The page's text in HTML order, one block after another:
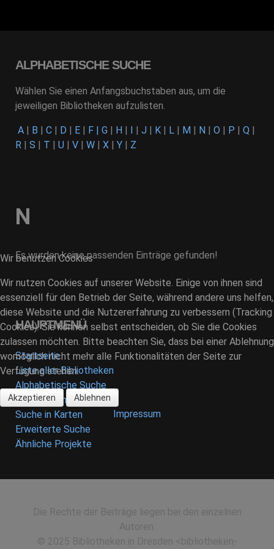
ALPHABETISCHE SUCHE
Wählen Sie einen Anfangsbuchstaben aus, um die
jeweiligen Bibliotheken aufzulisten.
A | B | C | D | E | F | G | H | I | J | K | L | M | N | O | P | Q |
R | S | T | U | V | W | X | Y | Z
N
Es wurden keine passenden Einträge gefunden!
HAUPTMENÜ
Startseite
Liste aller Bibliotheken
Alphabetische Suche
Thematische Suche
Suche in Karten
Erweiterte Suche
Ähnliche Projekte
Die Rechte der Beiträge liegen bei den einzelnen
Autoren.
© 2025 Bibliotheken in Dresden <bibliotheken-
Wir benutzen Cookies
Wir nutzen Cookies auf unserer Website. Einige von ihnen sind
essenziell für den Betrieb der Seite, während andere uns helfen,
diese Website und die Nutzererfahrung zu verbessern (Tracking
Cookies). Sie können selbst entscheiden, ob Sie die Cookies
zulassen möchten. Bitte beachten Sie, dass bei einer Ablehnung
womöglich nicht mehr alle Funktionalitäten der Seite zur
Verfügung stehen.
Akzeptieren Ablehnen
Impressum